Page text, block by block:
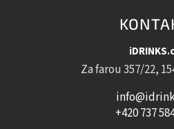
Za farou 357/22,
+420 737